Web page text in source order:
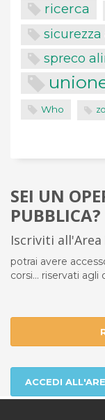
ricerca
spreco
Who
SEI UN
PUBBLICA?
Iscriviti
potrai avere
corsi... riservati agli
ACCEDI